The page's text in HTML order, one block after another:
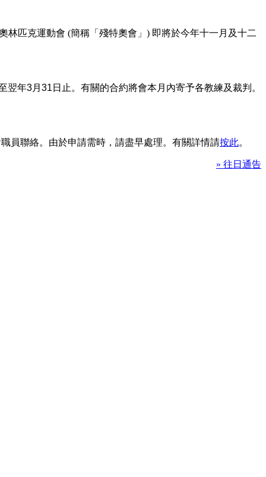
林匹克運動會 (簡稱「殘特奧會」) 即將於今年十一月及十二
翌年3月 31日止。有關的合約將會本月內寄予各教練及裁判。
員聯絡。由於申請需時，請盡早處理。有關詳情請按此。
» 往日通告